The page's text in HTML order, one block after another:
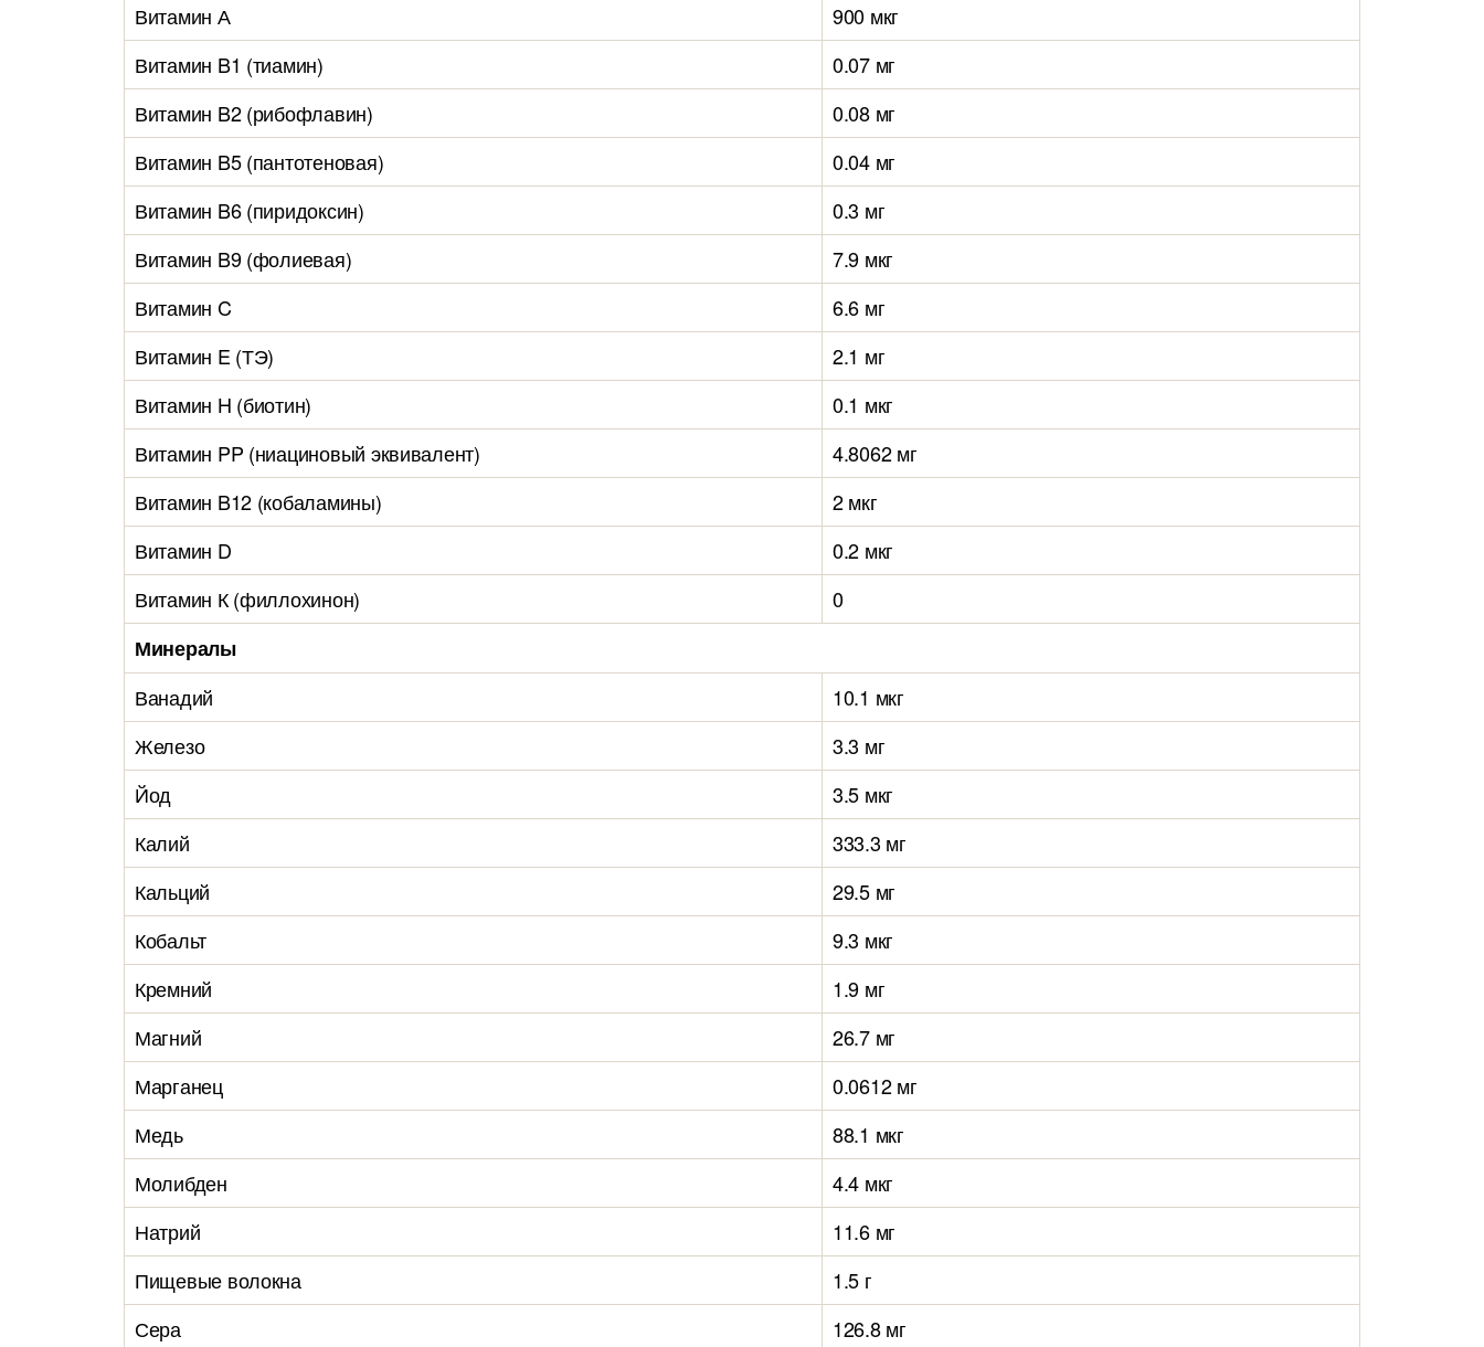
Витамин А
900 мкг
Витамин B1 (тиамин)
0.07 мг
Витамин B2 (рибофлавин)
0.08 мг
Витамин B5 (пантотеновая)
0.04 мг
Витамин B6 (пиридоксин)
0.3 мг
Витамин B9 (фолиевая)
7.9 мкг
Витамин C
6.6 мг
Витамин E (ТЭ)
2.1 мг
Витамин H (биотин)
0.1 мкг
Витамин PP (ниациновый эквивалент)
4.8062 мг
Витамин B12 (кобаламины)
2 мкг
Витамин D
0.2 мкг
Витамин К (филлохинон)
0
Минералы
Ванадий
10.1 мкг
Железо
3.3 мг
Йод
3.5 мкг
Калий
333.3 мг
Кальций
29.5 мг
Кобальт
9.3 мкг
Кремний
1.9 мг
Магний
26.7 мг
Марганец
0.0612 мг
Медь
88.1 мкг
Молибден
4.4 мкг
Натрий
11.6 мг
Пищевые волокна
1.5 г
Сера
126.8 мг